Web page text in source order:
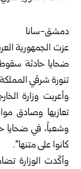
دمشق-سانا
عزت الجمهورية
ضحايا حادثة
تنورة شرقي
وأعربت وزارة
تعازيها وصادق
وشعباً، في ضحايا
كانوا على متنها”.
وأكّدت الوزارة